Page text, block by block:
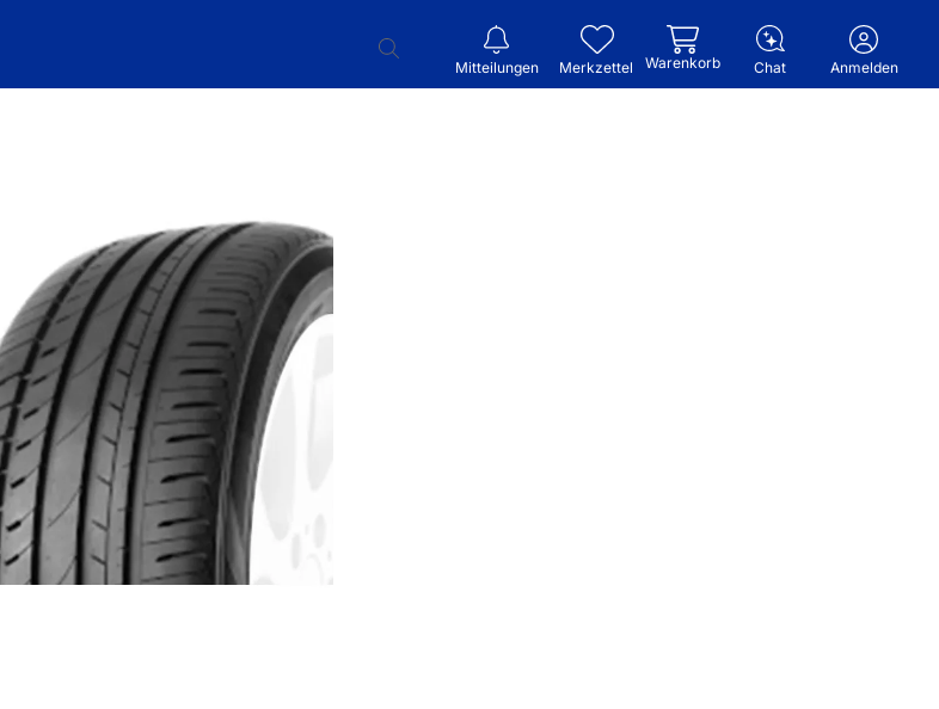
Mitteilungen Merkzettel Warenkorb Chat Anmelden